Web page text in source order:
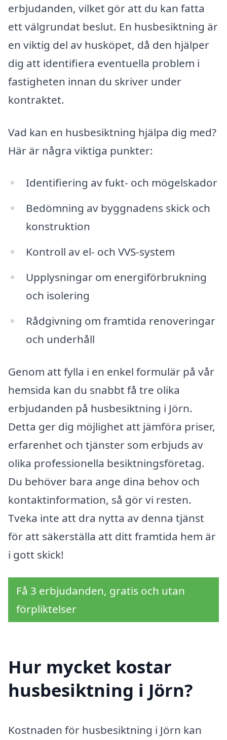
erbjudanden, vilket gör att du kan fatta
ett välgrundat beslut. En husbesiktning är
en viktig del av husköpet, då den hjälper
dig att identifiera eventuella problem i
fastigheten innan du skriver under
kontraktet.
Vad kan en husbesiktning hjälpa dig med?
Här är några viktiga punkter:
Identifiering av fukt- och mögelskador
Bedömning av byggnadens skick och
konstruktion
Kontroll av el- och VVS-system
Upplysningar om energiförbrukning
och isolering
Rådgivning om framtida renoveringar
och underhåll
Genom att fylla i en enkel formulär på vår
hemsida kan du snabbt få tre olika
erbjudanden på husbesiktning i Jörn.
Detta ger dig möjlighet att jämföra priser,
erfarenhet och tjänster som erbjuds av
olika professionella besiktningsföretag.
Du behöver bara ange dina behov och
kontaktinformation, så gör vi resten.
Tveka inte att dra nytta av denna tjänst
för att säkerställa att ditt framtida hem är
i gott skick!
Få 3 erbjudanden, gratis och utan
förpliktelser
Hur mycket kostar
husbesiktning i Jörn?
Kostnaden för husbesiktning i Jörn kan